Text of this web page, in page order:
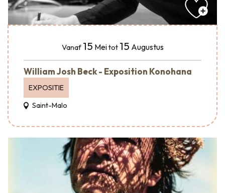
Vanaf 15 Meitot 15 Augustus
William Josh Beck - Exposition Konohana
EXPOSITIE
Saint-Malo